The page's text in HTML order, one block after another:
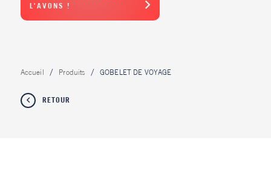
L'AVONS !
Accueil Produits GOBELET DE VOYAGE
RETOUR